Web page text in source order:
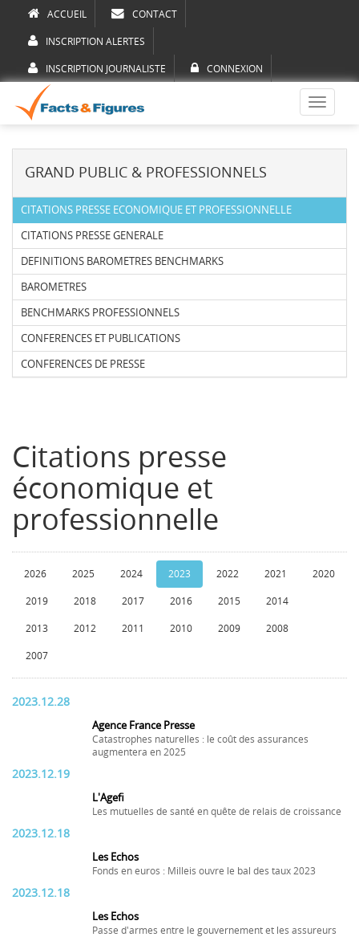
ACCUEIL CONTACT
INSCRIPTION ALERTES
INSCRIPTION JOURNALISTE CONNEXION
Toggle
GRAND PUBLIC & PROFESSIONNELS
CITATIONS PRESSE ECONOMIQUE ET PROFESSIONNELLE
CITATIONS PRESSE GENERALE
DEFINITIONS BAROMETRES BENCHMARKS
BAROMETRES
BENCHMARKS PROFESSIONNELS
CONFERENCES ET PUBLICATIONS
CONFERENCES DE PRESSE
Citations presse
économique et
professionnelle
2026 2025 2024 2023 2022 2021 2020
2019 2018 2017 2016 2015 2014
2013 2012 2011 2010 2009 2008
2007
2023.12.28
Agence France Presse
Catastrophes naturelles : le coût des assurances
augmentera en 2025
2023.12.19
L'Agefi
Les mutuelles de santé en quête de relais de croissance
2023.12.18
Les Echos
Fonds en euros : Milleis ouvre le bal des taux 2023
2023.12.18
Les Echos
Passe d'armes entre le gouvernement et les assureurs